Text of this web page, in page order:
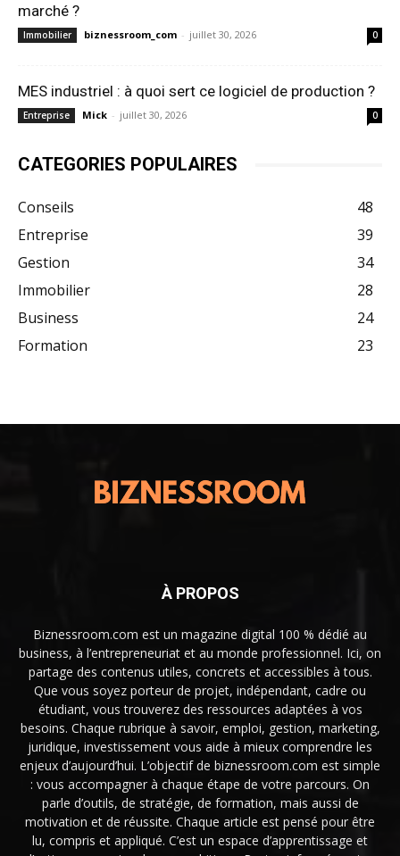
marché ?
Immobilier biznessroom_com - juillet 30, 2026 0
MES industriel : à quoi sert ce logiciel de production ?
Entreprise Mick - juillet 30, 2026 0
CATEGORIES POPULAIRES
Conseils
48
Entreprise
39
Gestion
34
Immobilier
28
Business
24
Formation
23
À PROPOS
Biznessroom.com est un magazine digital 100 % dédié au
business, à l’entrepreneuriat et au monde professionnel. Ici, on
partage des contenus utiles, concrets et accessibles à tous.
Que vous soyez porteur de projet, indépendant, cadre ou
étudiant, vous trouverez des ressources adaptées à vos
besoins. Chaque rubrique à savoir, emploi, gestion, marketing,
juridique, investissement vous aide à mieux comprendre les
enjeux d’aujourd’hui. L’objectif de biznessroom.com est simple
: vous accompagner à chaque étape de votre parcours. On
parle d’outils, de stratégie, de formation, mais aussi de
motivation et de réussite. Chaque article est pensé pour être
lu, compris et appliqué. C’est un espace d’apprentissage et